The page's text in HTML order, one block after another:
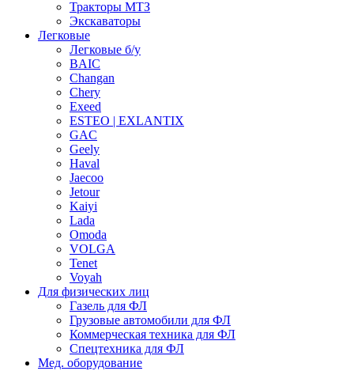
Тракторы МТЗ
Экскаваторы
Легковые
Легковые б/у
BAIC
Changan
Chery
Exeed
ESTEO | EXLANTIX
GAC
Geely
Haval
Jaecoo
Jetour
Kaiyi
Lada
Omoda
VOLGA
Tenet
Voyah
Для физических лиц
Газель для ФЛ
Грузовые автомобили для ФЛ
Коммерческая техника для ФЛ
Спецтехника для ФЛ
Мед. оборудование